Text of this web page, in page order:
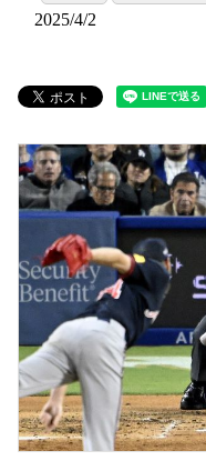
2025/4/2